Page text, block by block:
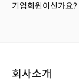
기업회원이신가요?
회사소개